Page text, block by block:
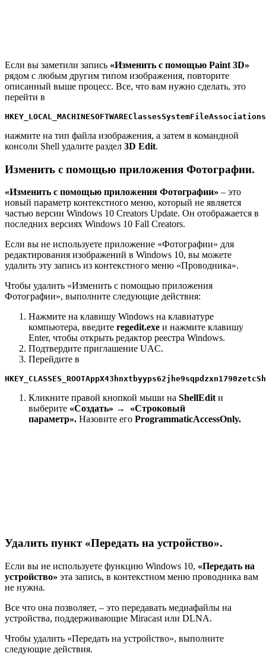
Если вы заметили запись «Изменить с помощью Paint 3D»
рядом с любым другим типом изображения, повторите
описанный выше процесс. Все, что вам нужно сделать, это
перейти в
HKEY_LOCAL_MACHINESOFTWAREClassesSystemFileAssociations
нажмите на тип файла изображения, а затем в командной
консоли Shell удалите раздел 3D Edit.
Изменить с помощью приложения Фотографии.
«Изменить с помощью приложения Фотографии» – это
новый параметр контекстного меню, который не является
частью версии Windows 10 Creators Update. Он отображается в
последних версиях Windows 10 Fall Creators.
Если вы не используете приложение «Фотографии» для
редактирования изображений в Windows 10, вы можете
удалить эту запись из контекстного меню «Проводника».
Чтобы удалить «Изменить с помощью приложения
Фотографии», выполните следующие действия:
Нажмите на клавишу Windows на клавиатуре
компьютера, введите regedit.exe и нажмите клавишу
Enter, чтобы открыть редактор реестра Windows.
Подтвердите приглашение UAC.
Перейдите в
Кликните правой кнопкой мыши на ShellEdit и
выберите «Создать» → «Строковый
параметр». Назовите его ProgrammaticAccessOnly.
Удалить пункт «Передать на устройство».
Если вы не используете функцию Windows 10, «Передать на
устройство» эта запись, в контекстном меню проводника вам
не нужна.
Все что она позволяет, – это передавать медиафайлы на
устройства, поддерживающие Miracast или DLNA.
Чтобы удалить «Передать на устройство», выполните
следующие действия.